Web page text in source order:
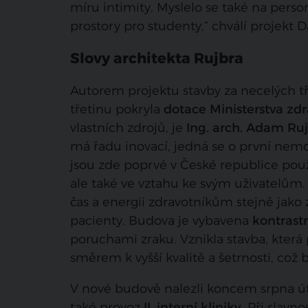
míru intimity. Myslelo se také na
prostory pro studenty,“ chválí projekt
Slovy architekta Rujbra
Autorem projektu stavby za necelých
třetinu pokryla dotace Ministerstva
vlastních zdrojů, je Ing. arch. Adam
má řadu inovací, jedná se o první
jsou zde poprvé v České republice
ale také ve vztahu ke svým
čas a energii zdravotníkům stejně
pacienty. Budova je vybavena
poruchami zraku. Vznikla stavba,
směrem k vyšší kvalitě a šetrnosti, což
V nové budově nalezli koncem srpna